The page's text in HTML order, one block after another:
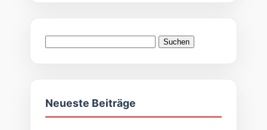
Suchen
Neueste Beiträge